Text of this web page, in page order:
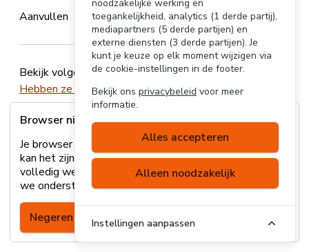
noodzakelijke werking en
toegankelijkheid, analytics (1 derde partij),
mediapartners (5 derde partijen) en
externe diensten (3 derde partijen). Je
kunt je keuze op elk moment wijzigen via
de cookie-instellingen in de footer.
Bekijk onsprivacybeleid voor meer
informatie.
Alles accepteren
Alleen noodzakelijk
Instellingen aanpassen
Aanvullen
Bekijk volgend artikel:Is dit wel wat inwoners willen?
Hebben ze erom gevraagd?
Browser niet ondersteund
Je browser wordt helaas niet ondersteund. Hierdoor
kan het zijn dat sommige onderdelen van de site niet
volledig werken. Lees
hiermeer over welke browsers
we ondersteunen of update je browser.
Negeren